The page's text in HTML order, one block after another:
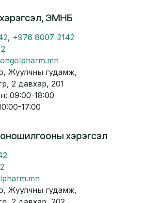
ЭМНБ
, +976 8007-2142
Жуулчны гудамж,
2 давхар, 201
09:00-18:00
17:00
хэрэгсэл
Жуулчны гудамж,